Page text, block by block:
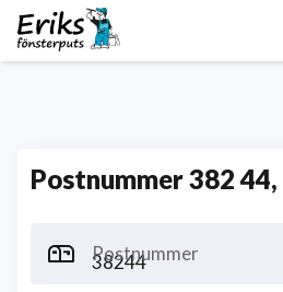
Postnummer 382 44,
Postnummer